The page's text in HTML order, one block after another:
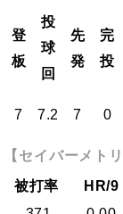
登
板
投
球
回
先
発
完
投
7 7.2 7 0
【セイバーメト
被打率
HR/9